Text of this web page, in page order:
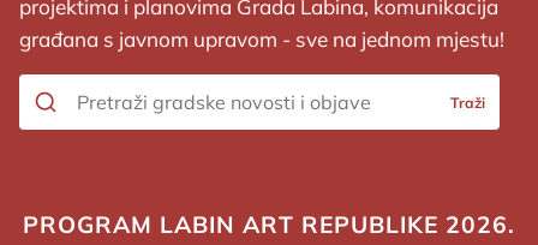
projektima i planovima Grada Labina, komunikacija
građana s javnom upravom - sve na jednom mjestu!
Traži
PROGRAM LABIN ART REPUBLIKE 2026.